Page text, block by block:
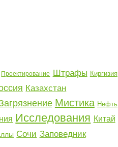
Проектирование Штрафы Киргизия
Казахстан
Мистика Нефть
Исследования Китай
Сочи Заповедник